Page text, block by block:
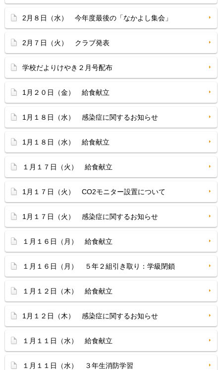
2月８日（水） 今年度最後の「なかよし集会」
2月７日（火） クラブ発表
学校だよりけやき２月号配布
1月２０日（金） 給食献立
1月１８日（水） 感染症に関するお知らせ
1月１８日（水） 給食献立
１月１７日（火） 給食献立
1月１７日（火） CO2モニター設置について
1月１７日（火） 感染症に関するお知らせ
１月１６日（月） 給食献立
１月１６日（月） ５年２組引き取り：学級閉鎖
１月１２日（木） 給食献立
1月１２日（木） 感染症に関するお知らせ
１月１１日（水） 給食献立
１月１１日（水） ３年生消防学習